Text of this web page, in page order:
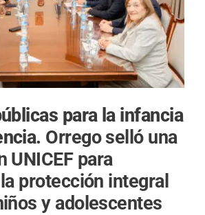
para la infancia
Orrego selló una
UNICEF para
protección integral
y adolescentes